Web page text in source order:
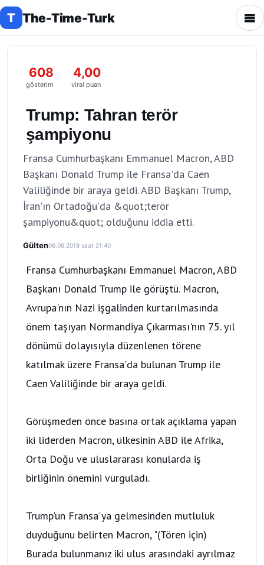
T The-Time-Turk
608
gösterim
4,00
viral puan
Trump: Tahran terör
şampiyonu
Fransa Cumhurbaşkanı Emmanuel Macron, ABD
Başkanı Donald Trump ile Fransa'da Caen
Valiliğinde bir araya geldi. ABD Başkanı Trump,
İran'ın Ortadoğu'da &quot;terör
şampiyonu&quot; olduğunu iddia etti.
Gülten06.06.2019 saat 21:40
Fransa Cumhurbaşkanı Emmanuel Macron, ABD
Başkanı Donald Trump ile görüştü. Macron,
Avrupa'nın Nazi işgalinden kurtarılmasında
önem taşıyan Normandiya Çıkarması'nın 75. yıl
dönümü dolayısıyla düzenlenen törene
katılmak üzere Fransa'da bulunan Trump ile
Caen Valiliğinde bir araya geldi.
Görüşmeden önce basına ortak açıklama yapan
iki liderden Macron, ülkesinin ABD ile Afrika,
Orta Doğu ve uluslararası konularda iş
birliğinin önemini vurguladı.
Trump'un Fransa'ya gelmesinden mutluluk
duyduğunu belirten Macron, "(Tören için)
Burada bulunmanız iki ulus arasındaki ayrılmaz